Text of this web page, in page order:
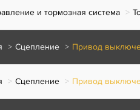
и тормозная система
Сцепление Привод
Сцепление Привод